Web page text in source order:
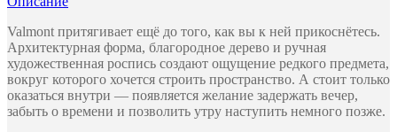
Valmont притягивает ещё до того, как вы к ней прикоснётесь.
Архитектурная форма, благородное дерево и ручная
художественная роспись создают ощущение редкого предмета,
вокруг которого хочется строить пространство. А стоит только
оказаться внутри — появляется желание задержать вечер,
забыть о времени и позволить утру наступить немного позже.